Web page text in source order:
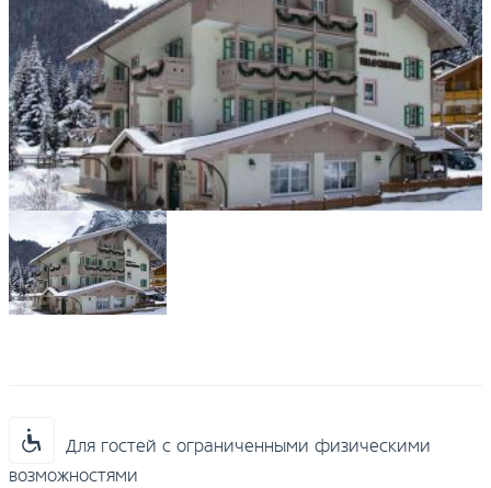
Для гостей с ограниченными физическими
возможностями